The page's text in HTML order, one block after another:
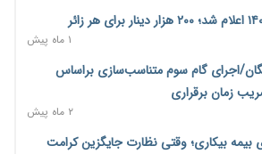
ایران؛ مصرف‌کننده بیشتر می‌پردازد، شبکه
بدون خلق نقدینگی؛ نقش جدید
۱ ماه پیش
اجرای گام سوم متناسب‌سازی براساس
۲ ماه پیش
بیمه بیکاری؛ وقتی نظارت جایگزین کرامت